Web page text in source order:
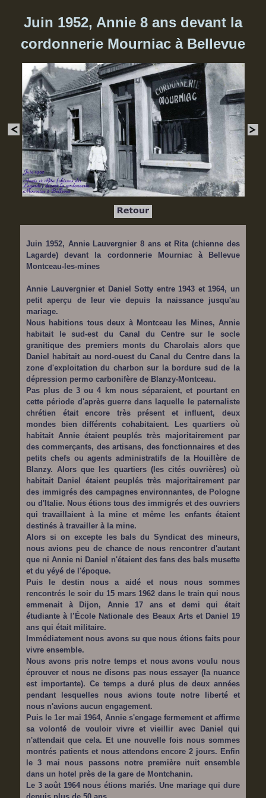
Juin 1952, Annie 8 ans devant la
cordonnerie Mourniac à Bellevue
Juin 1952, Annie Lauvergnier 8 ans et Rita (chienne des
Lagarde) devant la cordonnerie Mourniac à Bellevue
Montceau-les-mines
Annie Lauvergnier et Daniel Sotty entre 1943 et 1964, un
petit aperçu de leur vie depuis la naissance jusqu'au
mariage.
Nous habitions tous deux à Montceau les Mines, Annie
habitait le sud-est du Canal du Centre sur le socle
granitique des premiers monts du Charolais alors que
Daniel habitait au nord-ouest du Canal du Centre dans la
zone d'exploitation du charbon sur la bordure sud de la
dépression permo carbonifère de Blanzy-Montceau.
Pas plus de 3 ou 4 km nous séparaient, et pourtant en
cette période d'après guerre dans laquelle le paternaliste
chrétien était encore très présent et influent, deux
mondes bien différents cohabitaient. Les quartiers où
habitait Annie étaient peuplés très majoritairement par
des commerçants, des artisans, des fonctionnaires et des
petits chefs ou agents administratifs de la Houillère de
Blanzy. Alors que les quartiers (les cités ouvrières) où
habitait Daniel étaient peuplés très majoritairement par
des immigrés des campagnes environnantes, de Pologne
ou d'Italie. Nous étions tous des immigrés et des ouvriers
qui travaillaient à la mine et même les enfants étaient
destinés à travailler à la mine.
Alors si on excepte les bals du Syndicat des mineurs,
nous avions peu de chance de nous rencontrer d'autant
que ni Annie ni Daniel n'étaient des fans des bals musette
et du yéyé de l'époque.
Puis le destin nous a aidé et nous nous sommes
rencontrés le soir du 15 mars 1962 dans le train qui nous
emmenait à Dijon, Annie 17 ans et demi qui était
étudiante à l’École Nationale des Beaux Arts et Daniel 19
ans qui était militaire.
Immédiatement nous avons su que nous étions faits pour
vivre ensemble.
Nous avons pris notre temps et nous avons voulu nous
éprouver et nous ne disons pas nous essayer (la nuance
est importante). Ce temps a duré plus de deux années
pendant lesquelles nous avions toute notre liberté et
nous n'avions aucun engagement.
Puis le 1er mai 1964, Annie s'engage fermement et affirme
sa volonté de vouloir vivre et vieillir avec Daniel qui
n'attendait que cela. Et une nouvelle fois nous sommes
montrés patients et nous attendons encore 2 jours. Enfin
le 3 mai nous passons notre première nuit ensemble
dans un hotel près de la gare de Montchanin.
Le 3 août 1964 nous étions mariés. Une mariage qui dure